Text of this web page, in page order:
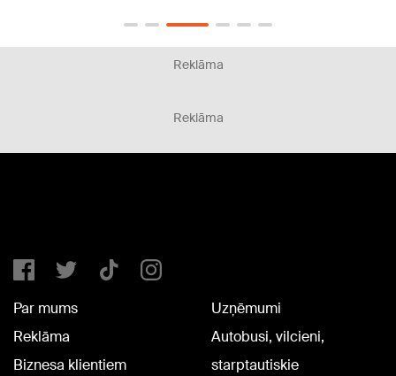
Reklāma
Reklāma
Par mums
Reklāma
Biznesa klientiem
Uzņēmumi
Autobusi, vilcieni,
starptautiskie